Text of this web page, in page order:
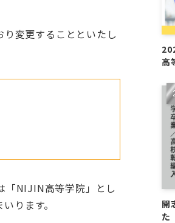
変更することといたし
「NIJIN高等学院」とし
ります。
高
開
た